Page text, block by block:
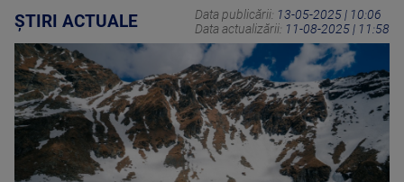
ȘTIRI ACTUALE Data publicării: 13-05-2025 | 10:06
Data actualizării: 11-08-2025 | 11:58